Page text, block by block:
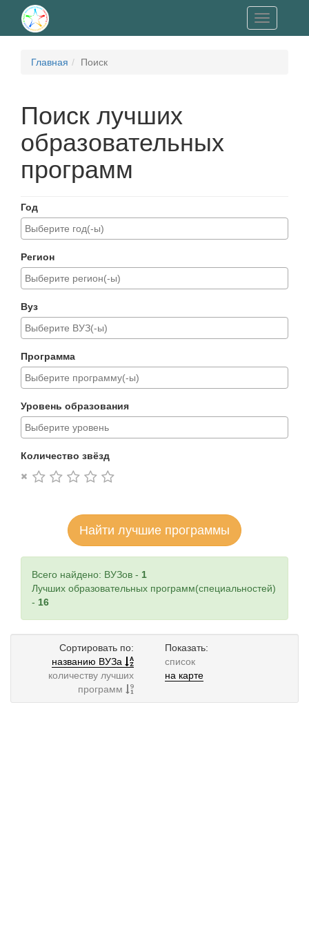
Toggle
navigation
Главная Поиск
Поиск лучших
образовательных
программ
Год
Регион
Вуз
Программа
Уровень образования
Количество звёзд
Найти лучшие программы
Всего найдено: ВУЗов - 1
Лучших образовательных программ(специальностей)
- 16
Сортировать по:
названию ВУЗа
количеству лучших
программ
Показать:
список
на карте